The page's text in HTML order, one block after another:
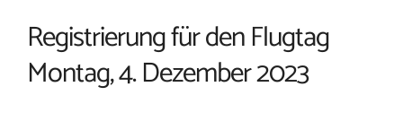
Registrierung für den Flugtag
Montag, 4. Dezember 2023